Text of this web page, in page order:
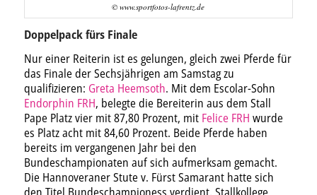
© www.sportfotos-lafrentz.de
Doppelpack fürs Finale
Nur einer Reiterin ist es gelungen, gleich zwei Pferde für
das Finale der Sechsjährigen am Samstag zu
qualifizieren: Greta Heemsoth. Mit dem Escolar-Sohn
Endorphin FRH, belegte die Bereiterin aus dem Stall
Pape Platz vier mit 87,80 Prozent, mit Felice FRH wurde
es Platz acht mit 84,60 Prozent. Beide Pferde haben
bereits im vergangenen Jahr bei den
Bundeschampionaten auf sich aufmerksam gemacht.
Die Hannoveraner Stute v. Fürst Samarant hatte sich